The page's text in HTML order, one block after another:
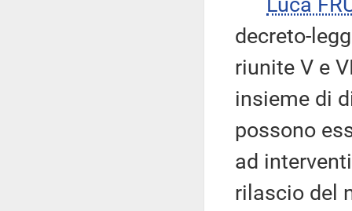
decreto-
riunite V e
insieme di
possono
ad
rilascio del